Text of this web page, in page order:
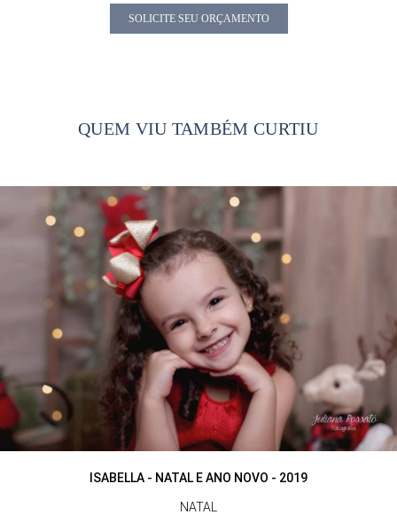
SOLICITE SEU ORÇAMENTO
QUEM VIU TAMBÉM CURTIU
ISABELLA - NATAL E ANO NOVO - 2019
NATAL